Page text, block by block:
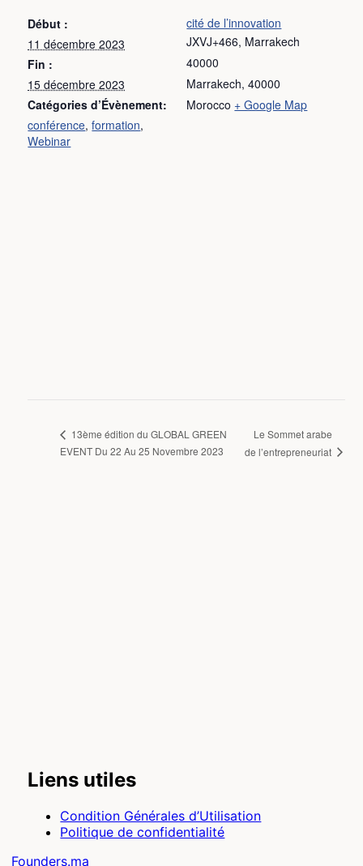
Début :
11 décembre 2023
Fin :
15 décembre 2023
Catégories d’Évènement:
conférence,formation,
Webinar
cité de l’innovation
JXVJ+466, Marrakech
40000
Marrakech, 40000
Morocco + Google Map
13ème édition du GLOBAL GREEN
EVENT Du 22 Au 25 Novembre 2023
Le Sommet arabe
de l’entrepreneuriat
Liens utiles
Condition Générales d’Utilisation
Politique de confidentialité
Founders.ma